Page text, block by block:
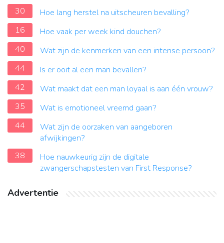
30
Hoe lang herstel na uitscheuren bevalling?
16
Hoe vaak per week kind douchen?
40
Wat zijn de kenmerken van een intense persoon?
44
Is er ooit al een man bevallen?
42
Wat maakt dat een man loyaal is aan één vrouw?
35
Wat is emotioneel vreemd gaan?
44
Wat zijn de oorzaken van aangeboren
afwijkingen?
38
Hoe nauwkeurig zijn de digitale
zwangerschapstesten van First Response?
Advertentie